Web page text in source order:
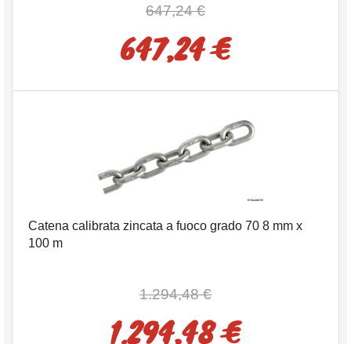
647,24 €
647,24 €
Catena calibrata zincata a fuoco grado 70 8 mm x
100 m
1.294,48 €
1.294,48 €